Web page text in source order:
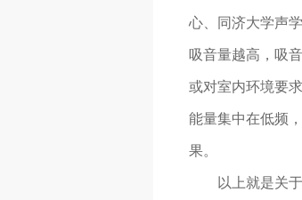
心、同济大学声
吸音量越高，吸
或对室内环境要
能量集中在低频
果。
以上就是关